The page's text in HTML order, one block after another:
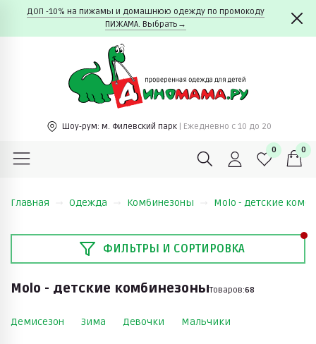
ДОП -10% на пижамы и домашнюю одежду по промокоду
ПИЖАМА. Выбрать→
Шоу-рум: м. Филевский парк | Ежедневно c 10 до 20
0 0
Главная Одежда Комбинезоны Molo - детские
ФИЛЬТРЫ И СОРТИРОВКА
Molo - детские комбинезоныТоваров:68
Демисезон Зима Девочки Мальчики